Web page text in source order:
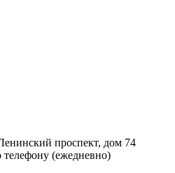
проспект, дом 74
телефону (ежедневно)